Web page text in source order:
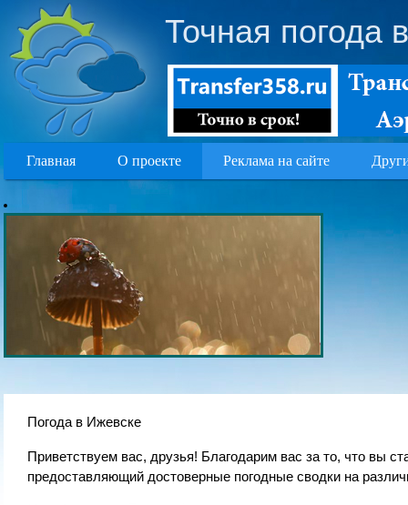
Точная погода
Главная О проекте Реклама на сайте
Погода в Ижевске
Приветствуем вас, друзья! Благодарим вас за то, что вы
предоставляющий достоверные погодные сводки на